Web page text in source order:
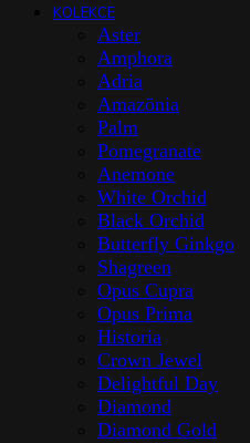
KOLEKCE
Aster
Amphora
Adria
Amazōnia
Palm
Pomegranate
Anemone
White Orchid
Black Orchid
Butterfly Ginkgo
Shagreen
Opus Cupra
Opus Prima
Historia
Crown Jewel
Delightful Day
Diamond
Diamond Gold